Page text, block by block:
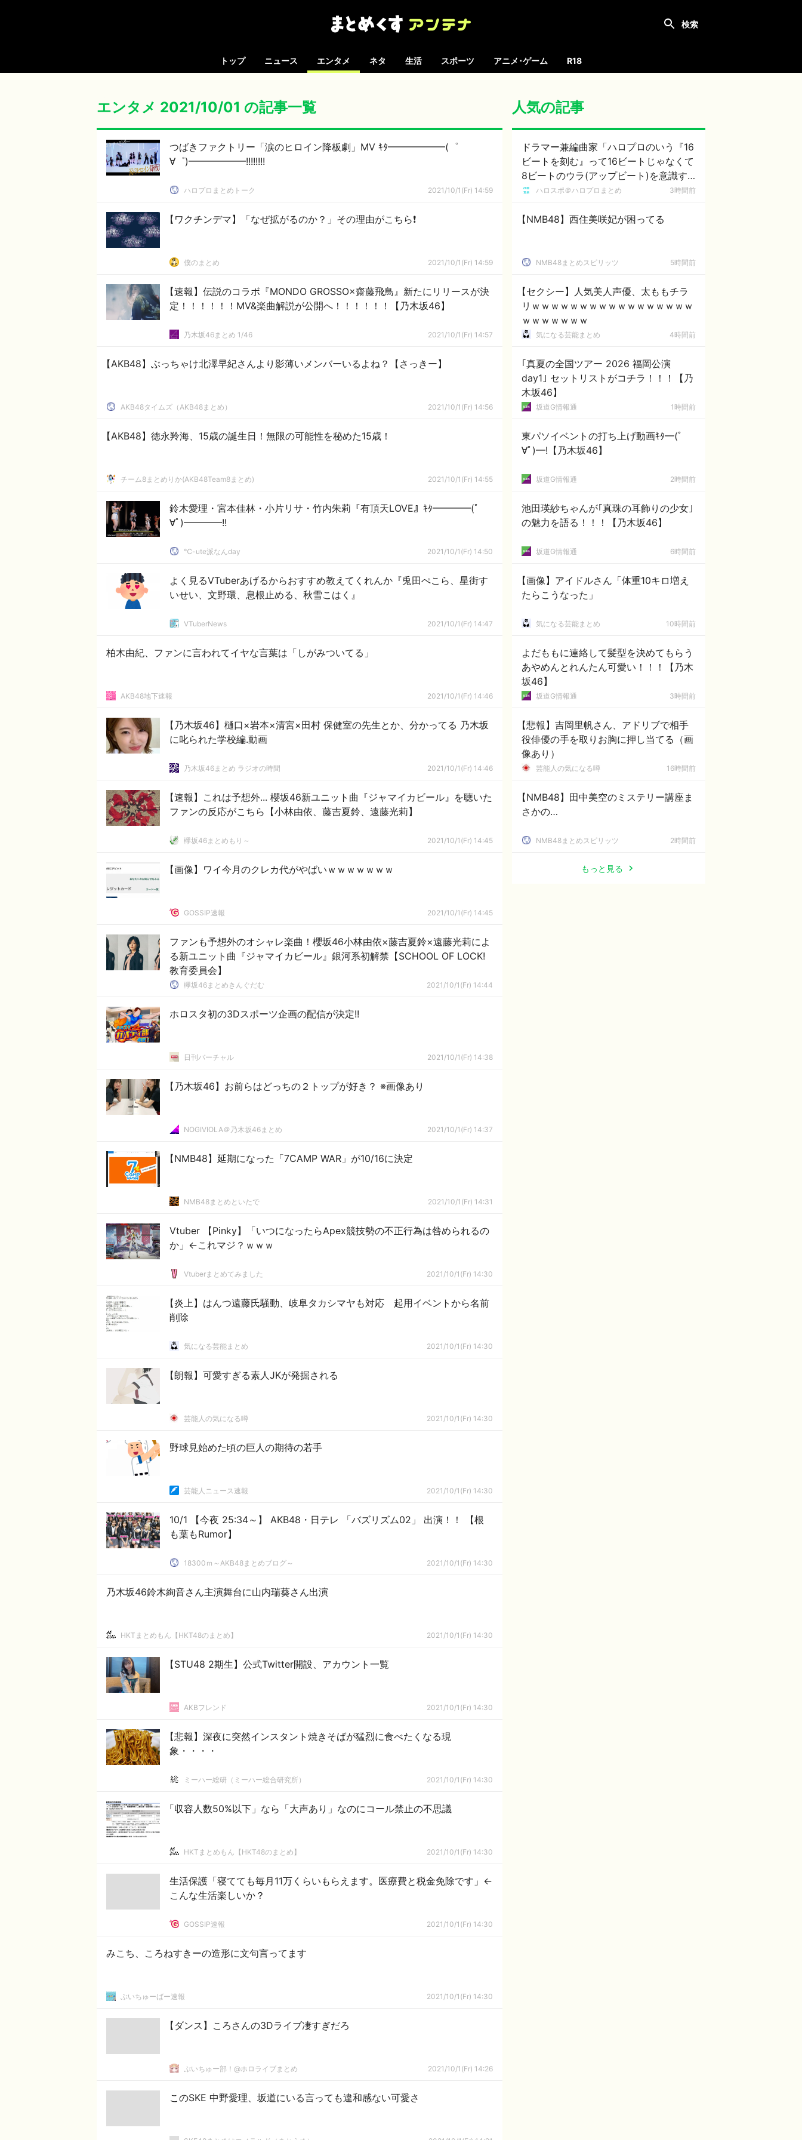
トップ ニュース エンタメ ネタ 生活 スポーツ アニメ･ゲーム R18
エンタメ 2021/10/01 の記事一覧
つばきファクトリー「涙のヒロイン降板劇」MV ｷﾀ━━━━━━(゜
∀゜)━━━━━━!!!!!!!!
ハロプロまとめトーク 2021/10/1(Fr) 14:59
【ワクチンデマ】「なぜ拡がるのか？」その理由がこちら❗
僕のまとめ 2021/10/1(Fr) 14:59
【速報】伝説のコラボ『MONDO GROSSO×齋藤飛鳥』新たにリリースが決
定！！！！！！MV&楽曲解説が公開へ！！！！！！【乃木坂46】
乃木坂46まとめ 1/46 2021/10/1(Fr) 14:57
【AKB48】ぶっちゃけ北澤早紀さんより影薄いメンバーいるよね？【さっきー】
AKB48タイムズ（AKB48まとめ） 2021/10/1(Fr) 14:56
【AKB48】徳永羚海、15歳の誕生日！無限の可能性を秘めた15歳！
チーム8まとめりか(AKB48Team8まとめ) 2021/10/1(Fr) 14:55
鈴木愛理・宮本佳林・小片リサ・竹内朱莉『有頂天LOVE』ｷﾀ━━━━(ﾟ
∀ﾟ)━━━━!!
℃-ute派なんday 2021/10/1(Fr) 14:50
よく見るVTuberあげるからおすすめ教えてくれんか『兎田ぺこら、星街す
いせい、文野環、息根止める、秋雪こはく』
VTuberNews 2021/10/1(Fr) 14:47
柏木由紀、ファンに言われてイヤな言葉は「しがみついてる」
AKB48地下速報 2021/10/1(Fr) 14:46
【乃木坂46】樋口×岩本×清宮×田村 保健室の先生とか、分かってる 乃木坂
に叱られた学校編.動画
乃木坂46まとめ ラジオの時間 2021/10/1(Fr) 14:46
【速報】これは予想外... 櫻坂46新ユニット曲『ジャマイカビール』を聴いた
ファンの反応がこちら【小林由依、藤吉夏鈴、遠藤光莉】
欅坂46まとめもり～ 2021/10/1(Fr) 14:45
【画像】ワイ今月のクレカ代がやばいｗｗｗｗｗｗｗ
GOSSIP速報 2021/10/1(Fr) 14:45
ファンも予想外のオシャレ楽曲！櫻坂46小林由依×藤吉夏鈴×遠藤光莉によ
る新ユニット曲『ジャマイカビール』銀河系初解禁【SCHOOL OF LOCK!
教育委員会】
欅坂46まとめきんぐだむ 2021/10/1(Fr) 14:44
ホロスタ初の3Dスポーツ企画の配信が決定!!
日刊バーチャル 2021/10/1(Fr) 14:38
【乃木坂46】お前らはどっちの２トップが好き？ ※画像あり
NOGIVIOLA＠乃木坂46まとめ 2021/10/1(Fr) 14:37
【NMB48】延期になった「7CAMP WAR」が10/16に決定
NMB48まとめといたで 2021/10/1(Fr) 14:31
Vtuber 【Pinky】「いつになったらApex競技勢の不正行為は咎められるの
か」←これマジ？ｗｗｗ
Vtuberまとめてみました 2021/10/1(Fr) 14:30
【炎上】はんつ遠藤氏騒動、岐阜タカシマヤも対応 起用イベントから名前
削除
気になる芸能まとめ 2021/10/1(Fr) 14:30
【朗報】可愛すぎる素人JKが発掘される
芸能人の気になる噂 2021/10/1(Fr) 14:30
野球見始めた頃の巨人の期待の若手
芸能人ニュース速報 2021/10/1(Fr) 14:30
10/1 【今夜 25:34～】 AKB48・日テレ 「バズリズム02」 出演！！ 【根
も葉もRumor】
18300ｍ～AKB48まとめブログ～ 2021/10/1(Fr) 14:30
乃木坂46鈴木絢音さん主演舞台に山内瑞葵さん出演
HKTまとめもん【HKT48のまとめ】 2021/10/1(Fr) 14:30
【STU48 2期生】公式Twitter開設、アカウント一覧
AKBフレンド 2021/10/1(Fr) 14:30
【悲報】深夜に突然インスタント焼きそばが猛烈に食べたくなる現
象・・・・
ミーハー総研（ミーハー総合研究所） 2021/10/1(Fr) 14:30
「収容人数50%以下」なら「大声あり」なのにコール禁止の不思議
HKTまとめもん【HKT48のまとめ】 2021/10/1(Fr) 14:30
生活保護「寝てても毎月11万くらいもらえます。医療費と税金免除です」←
こんな生活楽しいか？
GOSSIP速報 2021/10/1(Fr) 14:30
みこち、ころねすきーの造形に文句言ってます
ぶいちゅーばー速報 2021/10/1(Fr) 14:30
【ダンス】ころさんの3Dライブ凄すぎだろ
ぶいちゅー部！@ホロライブまとめ 2021/10/1(Fr) 14:26
このSKE 中野愛理、坂道にいる言っても違和感ない可愛さ
人気の記事
ドラマー兼編曲家「ハロプロのいう『16
ビートを刻む』って16ビートじゃなくて
8ビートのウラ(アップビート)を意識す
る意味なのでは？」
ハロスポ＠ハロプロまとめ 3時間前
【NMB48】西住美咲妃が困ってる
NMB48まとめスピリッツ 5時間前
【セクシー】人気美人声優、太ももチラ
リｗｗｗｗｗｗｗｗｗｗｗｗｗｗｗｗｗ
ｗｗｗｗｗｗｗ
気になる芸能まとめ 4時間前
｢真夏の全国ツアー 2026 福岡公演
day1｣ セットリストがコチラ！！！【乃
木坂46】
坂道G情報通 1時間前
東パソイベントの打ち上げ動画ｷﾀ━(ﾟ
∀ﾟ)━!【乃木坂46】
坂道G情報通 2時間前
池田瑛紗ちゃんが｢真珠の耳飾りの少女｣
の魅力を語る！！！【乃木坂46】
坂道G情報通 6時間前
【画像】アイドルさん「体重10キロ増え
たらこうなった」
気になる芸能まとめ 10時間前
よだももに連絡して髪型を決めてもらう
あやめんとれんたん可愛い！！！【乃木
坂46】
坂道G情報通 3時間前
【悲報】吉岡里帆さん、アドリブで相手
役俳優の手を取りお胸に押し当てる（画
像あり）
芸能人の気になる噂 16時間前
【NMB48】田中美空のミステリー講座ま
さかの…
NMB48まとめスピリッツ 2時間前
もっと見る